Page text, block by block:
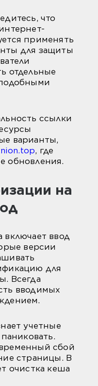
что
применять
для защиты
отдельные
ссылки
варианты,
, где
обновления.
на
включает ввод
версии
для
Всегда
вводимых
учетные
сбой
страницы. В
очистка кеша